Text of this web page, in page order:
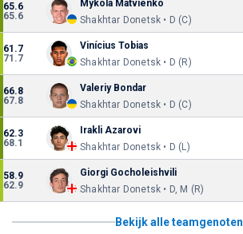
65.6
65.6
Mykola Matvienko
Shakhtar Donetsk • D (C)
61.7
71.7
Vinícius Tobias
Shakhtar Donetsk • D (R)
66.8
67.8
Valeriy Bondar
Shakhtar Donetsk • D (C)
62.3
68.1
Irakli Azarovi
Shakhtar Donetsk • D (L)
58.9
62.9
Giorgi Gocholeishvili
Shakhtar Donetsk • D, M (R)
Bekijk alle teamgenoten